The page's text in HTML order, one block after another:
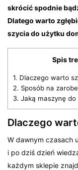
skrócić spodnie
Dlatego warto
szycia do użytku
Spis
1. Dlaczego warto
2. Sposób na
3. Jaką maszynę do
Dlaczego
W dawnym czasach
i po dziś dzień
każdym sklepie